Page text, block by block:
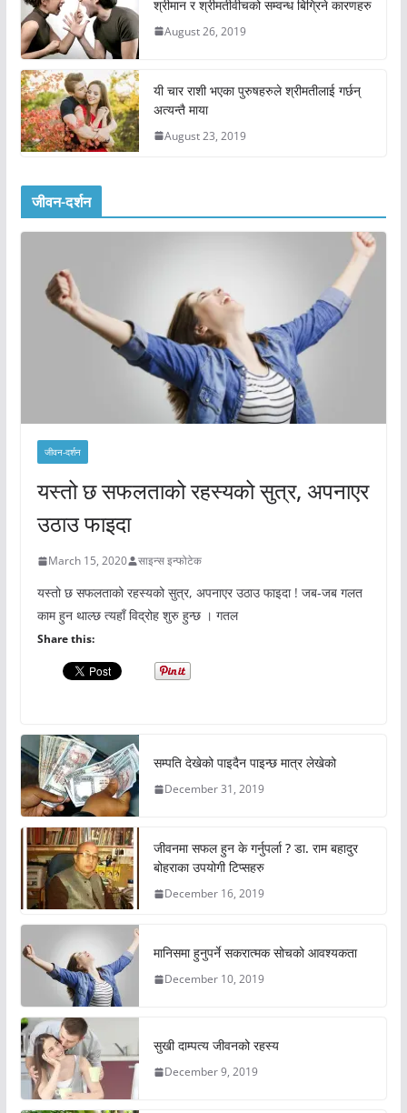
श्रीमान र श्रीमतीवीचको सम्वन्ध बिग्रिने कारणहरु
August 26, 2019
यी चार राशी भएका पुरुषहरुले श्रीमतीलाई गर्छन्
अत्यन्तै माया
August 23, 2019
जीवन-दर्शन
जीवन-दर्शन
यस्तो छ सफलताको रहस्यको सुत्र, अपनाएर
उठाउ फाइदा
March 15, 2020 साइन्स इन्फोटेक
यस्तो छ सफलताको रहस्यको सुत्र, अपनाएर उठाउ फाइदा ! जब-जब गलत
काम हुन थाल्छ त्यहाँ विद्रोह शुरु हुन्छ । गतल
Share this:
सम्पति देखेको पाइदैन पाइन्छ मात्र लेखेको
December 31, 2019
जीवनमा सफल हुन के गर्नुपर्ला ? डा. राम बहादुर
बोहराका उपयोगी टिप्सहरु
December 16, 2019
मानिसमा हुनुपर्ने सकरात्मक सोचको आवश्यकता
December 10, 2019
सुखी दाम्पत्य जीवनको रहस्य
December 9, 2019